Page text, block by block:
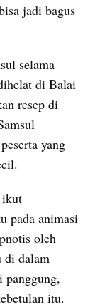
jadi bagus
selama
di Balai
resep di
yang
ikut
pada animasi
oleh
di dalam
panggung,
itu.